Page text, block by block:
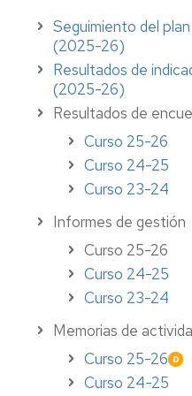
Pedro Cerbuna
PRA_1302
Pedro Cerbuna
PRA_1303
espacios
IT_1301
Seguimiento del
(2025-26)
Resultados de
(2025-26)
Resultados de
Curso 25-26
Curso 24-25
Curso 23-24
Informes de gestión
Curso 25-26
Curso 24-25
Curso 23-24
Memorias de
Curso 25-26
Curso 24-25